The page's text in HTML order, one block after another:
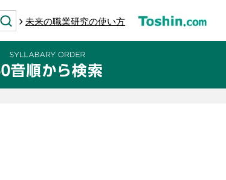
未来の職業研究の使い方